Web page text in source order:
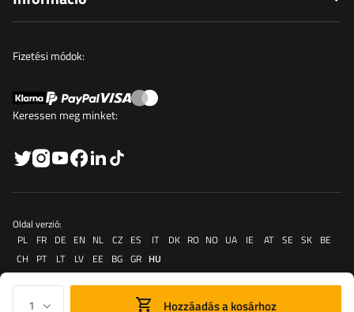
Hozzáadás a kosárhoz
Fizetési módok:
Keressen meg minket:
Oldal verzió:
PL
FR DE EN NL CZ ES IT DK RO NO UA IE AT SE SK BE
CH
PT LT LV EE BG GR HU